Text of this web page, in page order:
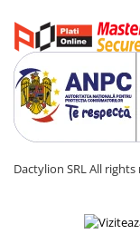
Dimensiune
Utilizare:chei,
Lant:metalic
Montaj:manual
Dactylion SRL All rights